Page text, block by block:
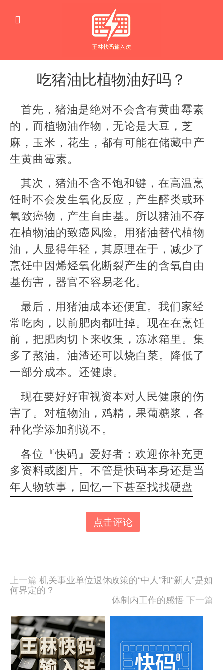
吃猪油比植物油好吗？
首先，猪油是绝对不会含有黄曲霉素
的，而植物油作物，无论是大豆，芝
麻，玉米，花生，都有可能在储藏中产
生黄曲霉素。
其次，猪油不含不饱和键，在高温烹
饪时不会发生氧化反应，产生醛类或环
氧致癌物，产生自由基。所以猪油不存
在植物油的致癌风险。用猪油替代植物
油，人显得年轻，其原理在于，减少了
烹饪中因烯烃氧化断裂产生的含氧自由
基伤害，器官不容易老化。
最后，用猪油成本还便宜。我们家经
常吃肉，以前肥肉都吐掉。现在在烹饪
前，把肥肉切下来收集，冻冰箱里。集
多了熬油。油渣还可以烧白菜。降低了
一部分成本。还健康。
现在要好好审视资本对人民健康的伤
害了。对植物油，鸡精，果葡糖浆，各
种化学添加剂说不。
各位『快码』爱好者：欢迎你补充更
多资料或图片。不管是快码本身还是当
年人物轶事，回忆一下甚至找找硬盘
本
于
发
布,
被
阅
读
点击评论
上一篇 机关事业单位退休政策的“中人”和“新人”是如
何界定的？
体制内工作的感悟 下一篇
相
关
文